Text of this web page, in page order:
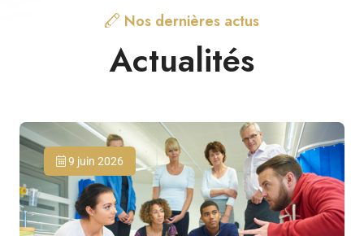
Nos dernières actus
Actualités
9 juin 2026